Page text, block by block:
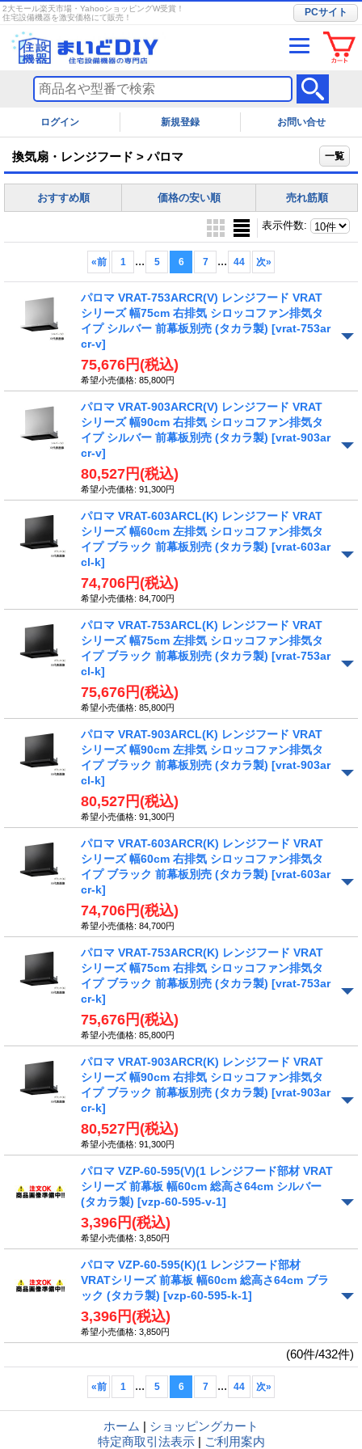
2大モール楽天市場・YahooショッピングW受賞！
住宅設備機器を激安価格にて販売！
PCサイト
ログイン お問い合せ
換気扇・レンジフード > パロマ 一覧
おすすめ順 価格の安い順 売れ筋順
表示件数:
«前 1 ... 5 6 7 ... 44 次»
パロマ VRAT-753ARCR(V) レンジフード VRAT
シリーズ 幅75cm 右排気 シロッコファン排気タ
イプ シルバー 前幕板別売 (タカラ製) [vrat-753ar
cr-v]
75,676円 (税込)
希望小売価格: 85,800円
パロマ VRAT-903ARCR(V) レンジフード VRAT
シリーズ 幅90cm 右排気 シロッコファン排気タ
イプ シルバー 前幕板別売 (タカラ製) [vrat-903ar
cr-v]
80,527円 (税込)
希望小売価格: 91,300円
パロマ VRAT-603ARCL(K) レンジフード VRAT
シリーズ 幅60cm 左排気 シロッコファン排気タ
イプ ブラック 前幕板別売 (タカラ製) [vrat-603ar
cl-k]
74,706円 (税込)
希望小売価格: 84,700円
パロマ VRAT-753ARCL(K) レンジフード VRAT
シリーズ 幅75cm 左排気 シロッコファン排気タ
イプ ブラック 前幕板別売 (タカラ製) [vrat-753ar
cl-k]
75,676円 (税込)
希望小売価格: 85,800円
パロマ VRAT-903ARCL(K) レンジフード VRAT
シリーズ 幅90cm 左排気 シロッコファン排気タ
イプ ブラック 前幕板別売 (タカラ製) [vrat-903ar
cl-k]
80,527円 (税込)
希望小売価格: 91,300円
パロマ VRAT-603ARCR(K) レンジフード VRAT
シリーズ 幅60cm 右排気 シロッコファン排気タ
イプ ブラック 前幕板別売 (タカラ製) [vrat-603ar
cr-k]
74,706円 (税込)
希望小売価格: 84,700円
パロマ VRAT-753ARCR(K) レンジフード VRAT
シリーズ 幅75cm 右排気 シロッコファン排気タ
イプ ブラック 前幕板別売 (タカラ製) [vrat-753ar
cr-k]
75,676円 (税込)
希望小売価格: 85,800円
パロマ VRAT-903ARCR(K) レンジフード VRAT
シリーズ 幅90cm 右排気 シロッコファン排気タ
イプ ブラック 前幕板別売 (タカラ製) [vrat-903ar
cr-k]
80,527円 (税込)
希望小売価格: 91,300円
パロマ VZP-60-595(V)(1 レンジフード部材 VRAT
シリーズ 前幕板 幅60cm 総高さ64cm シルバー
(タカラ製) [vzp-60-595-v-1]
3,396円 (税込)
希望小売価格: 3,850円
パロマ VZP-60-595(K)(1 レンジフード部材
VRATシリーズ 前幕板 幅60cm 総高さ64cm ブラ
ック (タカラ製) [vzp-60-595-k-1]
3,396円 (税込)
希望小売価格: 3,850円
(60件/432件)
«前 1 ... 5 6 7 ... 44 次»
ホーム | ショッピングカート
特定商取引法表示 | ご利用案内